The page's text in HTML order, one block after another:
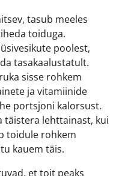
tasub meeles
toiduga.
poolest,
tasakaalustatult.
sisse rohkem
ja vitamiinide
portsjoni kalorsust.
täistera lehttainast, kui
toidule rohkem
kauem täis.
et toit peaks